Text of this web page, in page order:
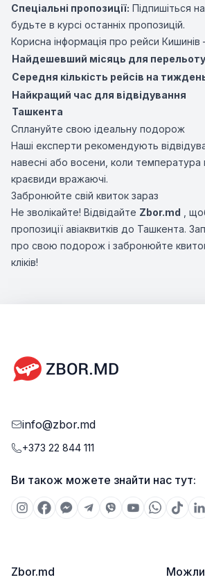
Спеціальні пропозиції: Підпишіться
будьте в курсі останніх пропозицій.
Корисна інформація про рейси Кишинів
Найдешевший місяць для перельоту
Середня кількість рейсів на
Найкращий час для відвідування
Ташкента
Сплануйте свою ідеальну подорож
Наші експерти рекомендують
навесні або восени, коли температура
краєвиди вражаючі.
Забронюйте свій квиток зараз
Не зволікайте! Відвідайте Zbor.md ,
пропозиції авіаквитків до Ташкента.
про свою подорож і забронюйте
кліків!
info@zbor.md
+373 22 844 111
Ви також можете знайти нас тут:
Zbor.md